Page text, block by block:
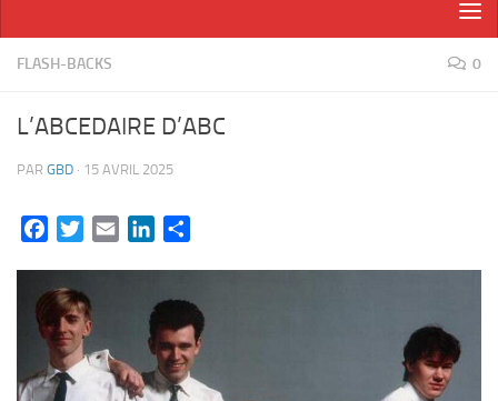
FLASH-BACKS 0
L’ABCEDAIRE D’ABC
PAR GBD · 15 AVRIL 2025
FacebookTwitterEmail LinkedIn